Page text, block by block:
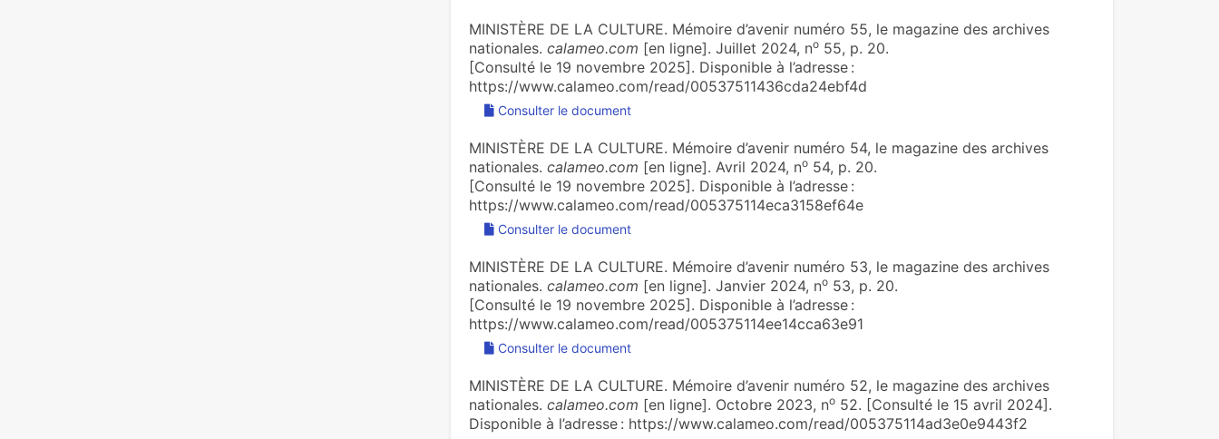
MINISTÈRE DE LA CULTURE. Mémoire d’avenir numéro 55, le magazine des archives
nationales. calameo.com [en ligne]. Juillet 2024, no55, p. 20.
[Consulté le 19 novembre 2025]. Disponible à l’adresse :
https://www.calameo.com/read/00537511436cda24ebf4d
Consulter le document
MINISTÈRE DE LA CULTURE. Mémoire d’avenir numéro 54, le magazine des archives
nationales. calameo.com [en ligne]. Avril 2024, no54, p. 20.
[Consulté le 19 novembre 2025]. Disponible à l’adresse :
https://www.calameo.com/read/005375114eca3158ef64e
Consulter le document
MINISTÈRE DE LA CULTURE. Mémoire d’avenir numéro 53, le magazine des archives
nationales. calameo.com [en ligne]. Janvier 2024, no53, p. 20.
[Consulté le 19 novembre 2025]. Disponible à l’adresse :
https://www.calameo.com/read/005375114ee14cca63e91
Consulter le document
MINISTÈRE DE LA CULTURE. Mémoire d’avenir numéro 52, le magazine des archives
nationales. calameo.com [en ligne]. Octobre 2023, no52. [Consulté le 15 avril 2024].
Disponible à l’adresse : https://www.calameo.com/read/005375114ad3e0e9443f2